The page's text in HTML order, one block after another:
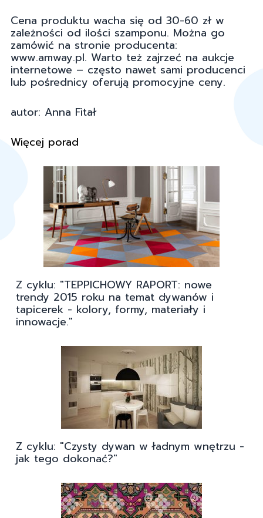
Cena produktu wacha się od 30-60 zł w
zależności od ilości szamponu. Można go
zamówić na stronie producenta:
www.amway.pl. Warto też zajrzeć na aukcje
internetowe – często nawet sami producenci
lub pośrednicy oferują promocyjne ceny.
autor: Anna Fitał
Więcej porad
Z cyklu: "TEPPICHOWY RAPORT: nowe
trendy 2015 roku na temat dywanów i
tapicerek - kolory, formy, materiały i
innowacje."
Z cyklu: "Czysty dywan w ładnym wnętrzu -
jak tego dokonać?"